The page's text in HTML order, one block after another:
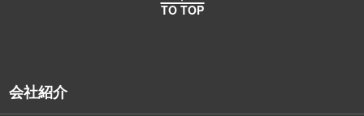
TO TOP
会社紹介